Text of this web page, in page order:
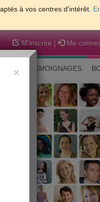
à vos centres d'intérêt.
M'inscrire | Me
TEMOIGNAGES
×